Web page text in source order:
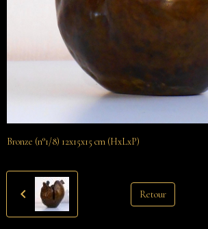
Bronze (n°1/8) 12x15x15 cm (HxLxP)
Retour